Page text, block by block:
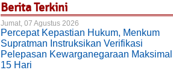
Berita Terkini
Jumat, 07 Agustus 2026
Percepat Kepastian Hukum, Menkum
Supratman Instruksikan Verifikasi
Pelepasan Kewarganegaraan Maksimal
15 Hari